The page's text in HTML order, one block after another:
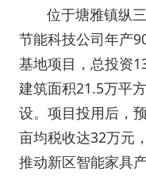
位于塘雅镇纵
节能科技公司年产
基地项目，总投资
建筑面积21.5万平
设。项目投用后，
亩均税收达32万元
推动新区智能家具